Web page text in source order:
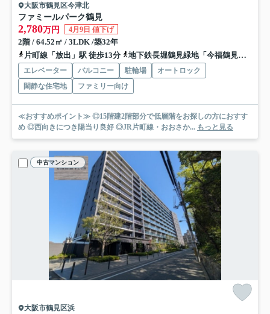
大阪市鶴見区今津北
ファミールパーク鶴見
2,780万円 4月9日 値下げ
2階 / 64.52㎡ / 3LDK /築32年
片町線「放出」駅 徒歩13分
地下鉄長堀鶴見緑地「今福鶴見」駅 徒歩20分
エレベーター バルコニー 駐輪場
オートロック
閑静な住宅地
ファミリー向け
≪おすすめポイント≫ ◎15階建2階部分で低層階をお探しの方におすす
め ◎西向きにつき陽当り良好 ◎JR片町線・おおさか... もっと見る
中古マンション
大阪市鶴見区浜